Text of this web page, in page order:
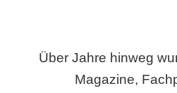
Über Jahre hinweg
Magazine,